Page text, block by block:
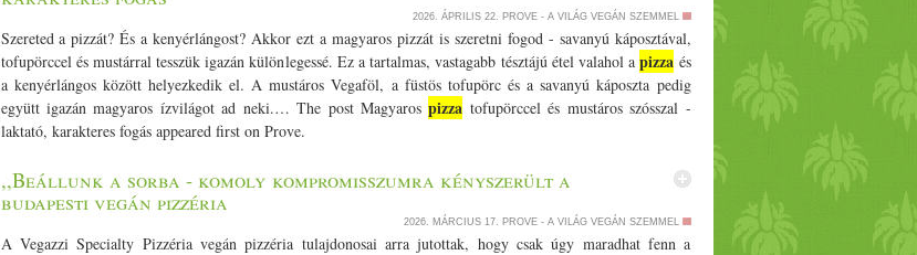
2026. ÁPRILIS 22. PROVE - A VILÁG VEGÁN SZEMMEL
Szereted a pizzát? És a kenyérlángost? Akkor ezt a magyaros pizzát is szeretni fogod - savanyú káposztával,
tofupörccel és mustárral tesszük igazán különlegessé. Ez a tartalmas, vastagabb tésztájú étel valahol apizza és
a kenyérlángos között helyezkedik el. A mustáros Vegaföl, a füstös tofupörc és a savanyú káposzta pedig
együtt igazán magyaros ízvilágot ad neki.… The post Magyarospizza tofupörccel és mustáros szósszal -
laktató, karakteres fogás appeared first on Prove.
,,Beállunk a sorba - komoly kompromisszumra kényszerült a
budapesti vegán pizzéria
2026. MÁRCIUS 17. PROVE - A VILÁG VEGÁN SZEMMEL
A Vegazzi Specialty Pizzéria vegán pizzéria tulajdonosai arra jutottak, hogy csak úgy maradhat fenn a